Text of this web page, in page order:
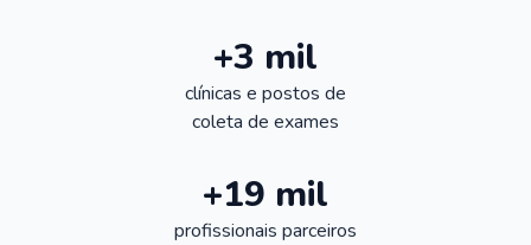
+3 mil
clínicas e postos de
coleta de exames
+19 mil
profissionais parceiros